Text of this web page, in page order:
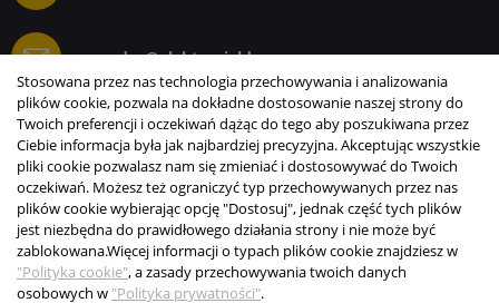
sprzedaz@elektrogielda.com
ELEKTROGIEŁDA SZ.ŻACZKIEWICZ; M.KARLIŃSKI
SP.J.
INFORMACJE
STREFA KLIENTA
Stosowana przez nas technologia przechowywania i analizowania
plików cookie, pozwala na dokładne dostosowanie naszej strony do
Twoich preferencji i oczekiwań dążąc do tego aby poszukiwana przez
Ciebie informacja była jak najbardziej precyzyjna. Akceptując wszystkie
pliki cookie pozwalasz nam się zmieniać i dostosowywać do Twoich
oczekiwań. Możesz też ograniczyć typ przechowywanych przez nas
plików cookie wybierając opcję "Dostosuj", jednak część tych plików
jest niezbędna do prawidłowego działania strony i nie może być
zablokowana.Więcej informacji o typach plików cookie znajdziesz w
"Polityka cookie", a zasady przechowywania twoich danych
osobowych w "Polityka prywatności".